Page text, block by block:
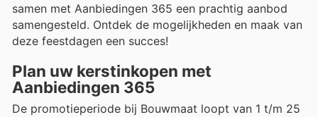
samen met Aanbiedingen 365 een prachtig aanbod
samengesteld. Ontdek de mogelijkheden en maak van
deze feestdagen een succes!
Plan uw kerstinkopen met
Aanbiedingen 365
De promotieperiode bij Bouwmaat loopt van 1 t/m 25